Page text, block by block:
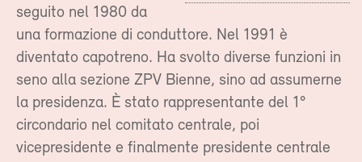
seguito nel 1980 da
una formazione di conduttore. Nel 1991 è
diventato capotreno. Ha svolto diverse funzioni in
seno alla sezione ZPV Bienne, sino ad assumerne
la presidenza. È stato rappresentante del 1°
circondario nel comitato centrale, poi
vicepresidente e finalmente presidente centrale